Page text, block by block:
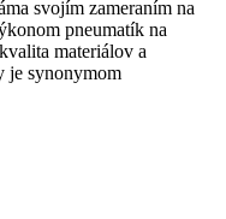
svojím zameraním na
pneumatík na
materiálov a
je synonymom